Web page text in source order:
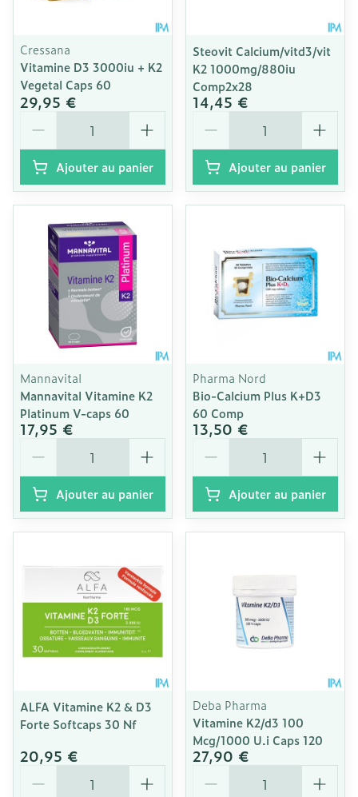
Cressana
Vitamine D3 3000iu + K2
Vegetal Caps 60
29,95 €
Ajouter au panier
Steovit Calcium/vitd3/vit
K2 1000mg/880iu
Comp2x28
14,45 €
Ajouter au panier
Mannavital
Mannavital Vitamine K2
Platinum V-caps 60
17,95 €
Ajouter au panier
Pharma Nord
Bio-Calcium Plus K+D3
60 Comp
13,50 €
Ajouter au panier
ALFA Vitamine K2 & D3
Forte Softcaps 30 Nf
20,95 €
Deba Pharma
Vitamine K2/d3 100
Mcg/1000 U.i Caps 120
27,90 €